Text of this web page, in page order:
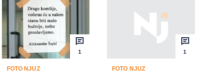
1
FOTO NJUZ
1
FOTO NJUZ